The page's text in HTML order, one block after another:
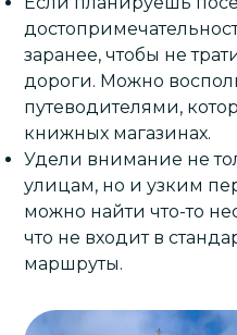
заранее, чтобы не
дороги. Можно
путеводителями,
книжных магазинах.
Удели внимание не
улицам, но и узким
можно найти что-то
что не входит в
маршруты.